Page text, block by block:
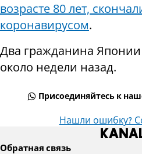
возрасте 80 лет,
коронавирусом.
Два гражданина
около недели назад.
Присоединяйтесь к
Нашли ошибку?
Обратная связь